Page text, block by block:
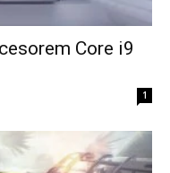
Core i9
1